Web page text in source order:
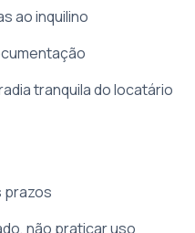
ao inquilino
tranquila do locatário
prazos
não praticar uso